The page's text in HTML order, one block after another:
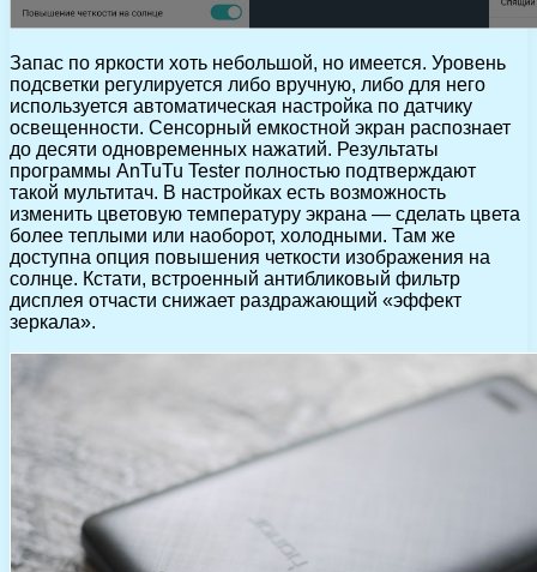
Запас по яркости хоть небольшой, но имеется. Уровень
подсветки регулируется либо вручную, либо для него
используется автоматическая настройка по датчику
освещенности. Сенсорный емкостной экран распознает
до десяти одновременных нажатий. Результаты
программы AnTuTu Tester полностью подтверждают
такой мультитач. В настройках есть возможность
изменить цветовую температуру экрана — сделать цвета
более теплыми или наоборот, холодными. Там же
доступна опция повышения четкости изображения на
солнце. Кстати, встроенный антибликовый фильтр
дисплея отчасти снижает раздражающий «эффект
зеркала».